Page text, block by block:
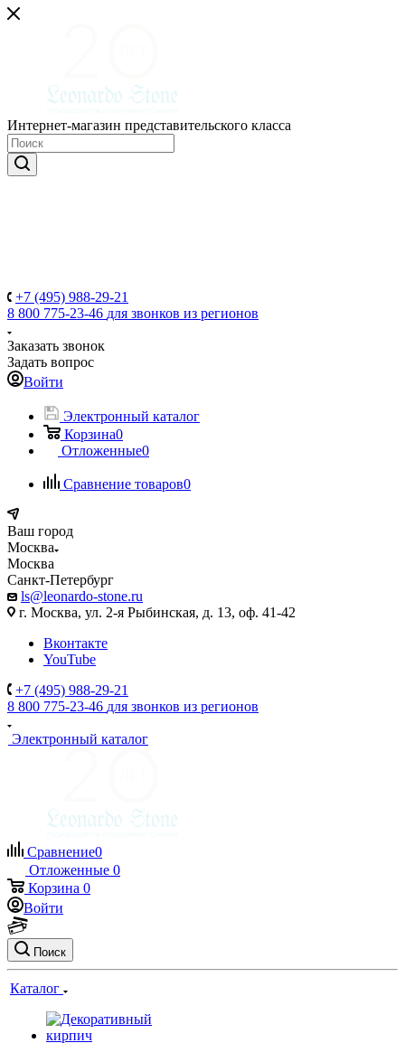
Интернет-магазин представительского класса
+7 (495) 988-29-21
8 800 775-23-46 для звонков из регионов
Заказать звонок
Задать вопрос
Войти
Электронный каталог
Корзина0
Отложенные0
Сравнение товаров0
Ваш город
Москва
Москва
Санкт-Петербург
ls@leonardo-stone.ru
г. Москва, ул. 2-я Рыбинская, д. 13, оф. 41-42
Вконтакте
YouTube
+7 (495) 988-29-21
8 800 775-23-46 для звонков из регионов
Электронный каталог
Сравнение0
Отложенные 0
Корзина 0
Войти
Поиск
Каталог